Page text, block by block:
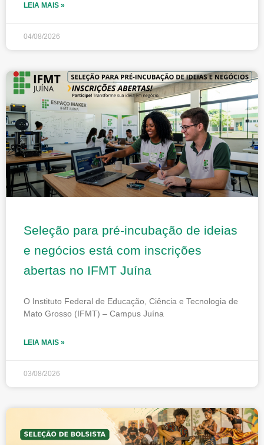
LEIA MAIS »
04/08/2026
Seleção para pré-incubação de ideias
e negócios está com inscrições
abertas no IFMT Juína
O Instituto Federal de Educação, Ciência e Tecnologia de
Mato Grosso (IFMT) – Campus Juína
LEIA MAIS »
03/08/2026